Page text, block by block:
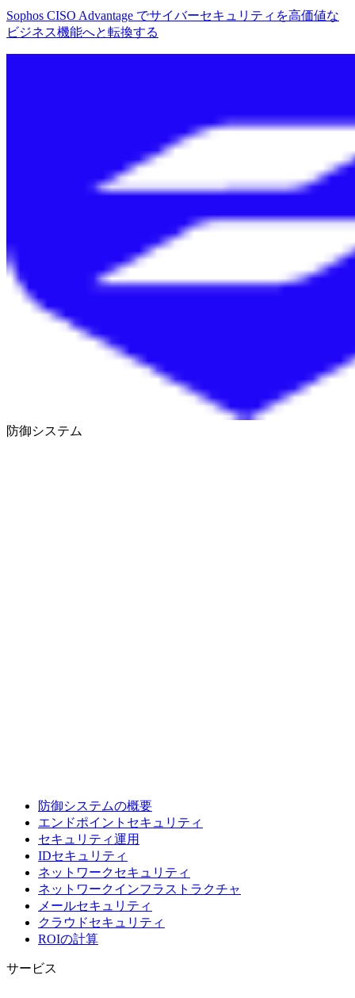
Sophos CISO Advantage でサイバーセキュリティを高価値な
ビジネス機能へと転換する
防御システム
防御システムの概要
エンドポイントセキュリティ
セキュリティ運用
IDセキュリティ
ネットワークセキュリティ
ネットワークインフラストラクチャ
メールセキュリティ
クラウドセキュリティ
ROIの計算
サービス